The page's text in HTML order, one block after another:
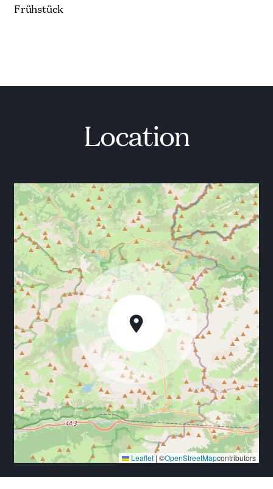
Frühstück
Location
Leaflet|©OpenStreetMapcontributors